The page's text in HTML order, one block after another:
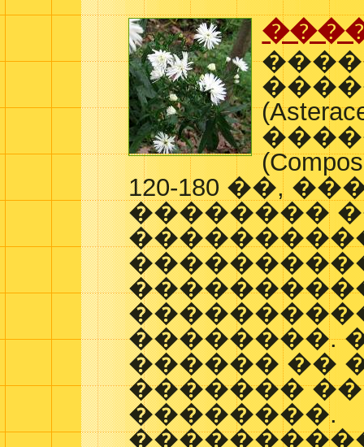
120-180 ��,
��������
��������.
������ ��
������� ��
��������.